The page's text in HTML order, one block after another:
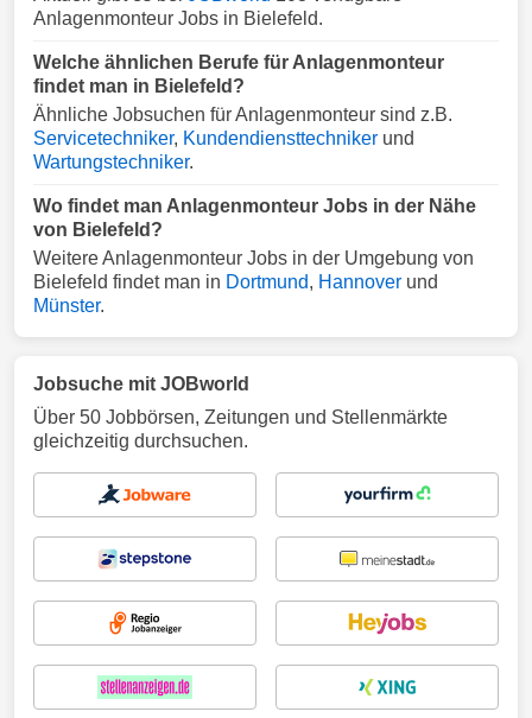
Anlagenmonteur Jobs in Bielefeld.
Welche ähnlichen Berufe für Anlagenmonteur
findet man in Bielefeld?
Ähnliche Jobsuchen für Anlagenmonteur sind z.B.
Servicetechniker, Kundendiensttechniker und
Wartungstechniker.
Wo findet man Anlagenmonteur Jobs in der Nähe
von Bielefeld?
Weitere Anlagenmonteur Jobs in der Umgebung von
Bielefeld findet man in Dortmund, Hannover und
Münster.
Jobsuche mit JOBworld
Über 50 Jobbörsen, Zeitungen und Stellenmärkte
gleichzeitig durchsuchen.